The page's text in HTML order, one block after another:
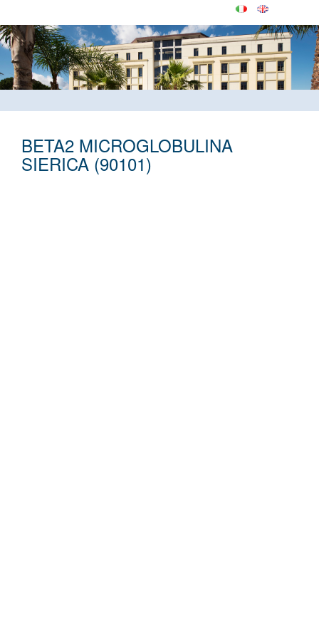
BETA2 MICROGLOBULINA
SIERICA (90101)